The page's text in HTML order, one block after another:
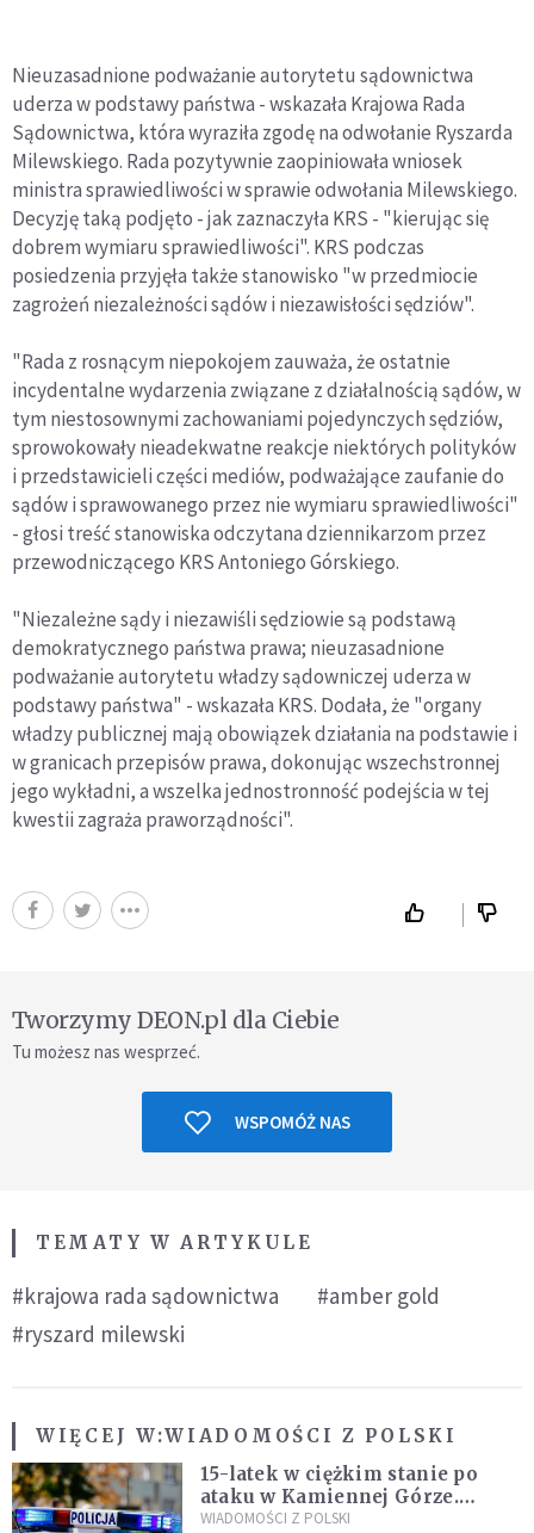
Nieuzasadnione podważanie autorytetu sądownictwa
uderza w podstawy państwa - wskazała Krajowa Rada
Sądownictwa, która wyraziła zgodę na odwołanie Ryszarda
Milewskiego. Rada pozytywnie zaopiniowała wniosek
ministra sprawiedliwości w sprawie odwołania Milewskiego.
Decyzję taką podjęto - jak zaznaczyła KRS - "kierując się
dobrem wymiaru sprawiedliwości". KRS podczas
posiedzenia przyjęła także stanowisko "w przedmiocie
zagrożeń niezależności sądów i niezawisłości sędziów".
"Rada z rosnącym niepokojem zauważa, że ostatnie
incydentalne wydarzenia związane z działalnością sądów, w
tym niestosownymi zachowaniami pojedynczych sędziów,
sprowokowały nieadekwatne reakcje niektórych polityków
i przedstawicieli części mediów, podważające zaufanie do
sądów i sprawowanego przez nie wymiaru sprawiedliwości"
- głosi treść stanowiska odczytana dziennikarzom przez
przewodniczącego KRS Antoniego Górskiego.
"Niezależne sądy i niezawiśli sędziowie są podstawą
demokratycznego państwa prawa; nieuzasadnione
podważanie autorytetu władzy sądowniczej uderza w
podstawy państwa" - wskazała KRS. Dodała, że "organy
władzy publicznej mają obowiązek działania na podstawie i
w granicach przepisów prawa, dokonując wszechstronnej
jego wykładni, a wszelka jednostronność podejścia w tej
kwestii zagraża praworządności".
Tworzymy DEON.pl dla Ciebie
Tu możesz nas wesprzeć.
WSPOMÓŻ NAS
TEMATY W ARTYKULE
#krajowa rada sądownictwa
#amber gold
#ryszard milewski
WIĘCEJ W:WIADOMOŚCI Z POLSKI
15-latek w ciężkim stanie po
ataku w Kamiennej Górze.
Policja zatrzymała dwóch
WIADOMOŚCI Z POLSKI